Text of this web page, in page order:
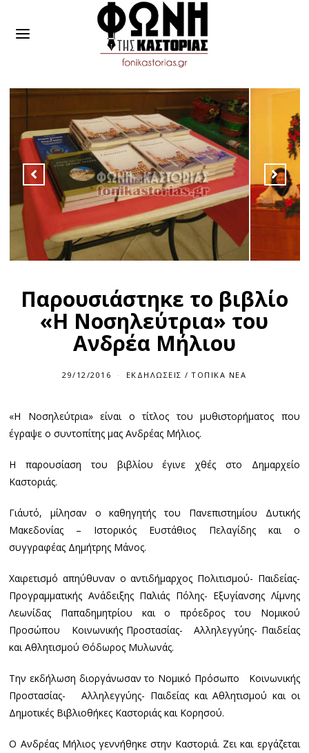
Παρουσιάστηκε το βιβλίο
«Η Νοσηλεύτρια» του
Ανδρέα Μήλιου
29/12/2016
2
2
ΕΚΔΗΛΏΣΕΙΣ / ΤΟΠΙΚΆ ΝΈΑ
«Η Νοσηλεύτρια» είναι ο τίτλος του μυθιστορήματος που
έγραψε ο συντοπίτης μας Ανδρέας Μήλιος.
Η παρουσίαση του βιβλίου έγινε χθές στο Δημαρχείο
Καστοριάς.
Γι΄αυτό, μίλησαν ο καθηγητής του Πανεπιστημίου Δυτικής
Μακεδονίας – Ιστορικός Ευστάθιος Πελαγίδης και ο
συγγραφέας Δημήτρης Μάνος.
Χαιρετισμό απηύθυναν ο αντιδήμαρχος Πολιτισμού- Παιδείας-
Προγραμματικής Ανάδειξης Παλιάς Πόλης- Εξυγίανσης Λίμνης
Λεωνίδας Παπαδημητρίου και ο πρόεδρος του Νομικού
Προσώπου Κοινωνικής Προστασίας- Αλληλεγγύης- Παιδείας
και Αθλητισμού Θόδωρος Μυλωνάς.
Την εκδήλωση διοργάνωσαν το Νομικό Πρόσωπο Κοινωνικής
Προστασίας- Αλληλεγγύης- Παιδείας και Αθλητισμού και οι
Δημοτικές Βιβλιοθήκες Καστοριάς και Κορησού.
Ο Ανδρέας Μήλιος γεννήθηκε στην Καστοριά. Ζει και εργάζεται